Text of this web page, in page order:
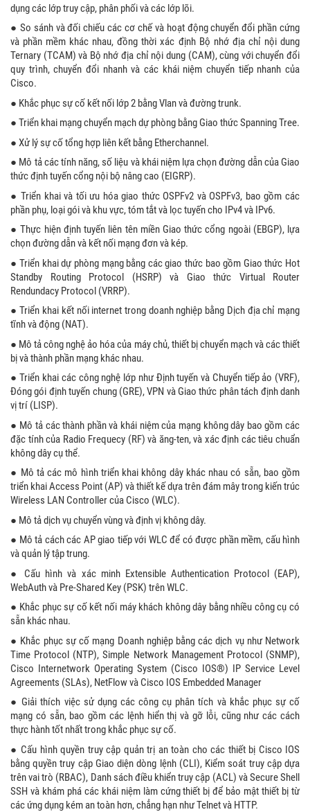
dụng các lớp truy cập, phân phối và các lớp lõi.
● So sánh và đối chiếu các cơ chế và hoạt động chuyển đổi phần cứng
và phần mềm khác nhau, đồng thời xác định Bộ nhớ địa chỉ nội dung
Ternary (TCAM) và Bộ nhớ địa chỉ nội dung (CAM), cùng với chuyển đổi
quy trình, chuyển đổi nhanh và các khái niệm chuyển tiếp nhanh của
Cisco.
● Khắc phục sự cố kết nối lớp 2 bằng Vlan và đường trunk.
● Triển khai mạng chuyển mạch dự phòng bằng Giao thức Spanning Tree.
● Xử lý sự cố tổng hợp liên kết bằng Etherchannel.
● Mô tả các tính năng, số liệu và khái niệm lựa chọn đường dẫn của Giao
thức định tuyến cổng nội bộ nâng cao (EIGRP).
● Triển khai và tối ưu hóa giao thức OSPFv2 và OSPFv3, bao gồm các
phần phụ, loại gói và khu vực, tóm tắt và lọc tuyến cho IPv4 và IPv6.
● Thực hiện định tuyến liên tên miền Giao thức cổng ngoài (EBGP), lựa
chọn đường dẫn và kết nối mạng đơn và kép.
● Triển khai dự phòng mạng bằng các giao thức bao gồm Giao thức Hot
Standby Routing Protocol (HSRP) và Giao thức Virtual Router
Rendundacy Protocol (VRRP).
● Triển khai kết nối internet trong doanh nghiệp bằng Dịch địa chỉ mạng
tĩnh và động (NAT).
● Mô tả công nghệ ảo hóa của máy chủ, thiết bị chuyển mạch và các thiết
bị và thành phần mạng khác nhau.
● Triển khai các công nghệ lớp như Định tuyến và Chuyển tiếp ảo (VRF),
Đóng gói định tuyến chung (GRE), VPN và Giao thức phân tách định danh
vị trí (LISP).
● Mô tả các thành phần và khái niệm của mạng không dây bao gồm các
đặc tính của Radio Frequecy (RF) và ăng-ten, và xác định các tiêu chuẩn
không dây cụ thể.
● Mô tả các mô hình triển khai không dây khác nhau có sẵn, bao gồm
triển khai Access Point (AP) và thiết kế dựa trên đám mây trong kiến ​​trúc
Wireless LAN Controller của Cisco (WLC).
● Mô tả dịch vụ chuyển vùng và định vị không dây.
● Mô tả cách các AP giao tiếp với WLC để có được phần mềm, cấu hình
và quản lý tập trung.
● Cấu hình và xác minh Extensible Authentication Protocol (EAP),
WebAuth và Pre-Shared Key (PSK) trên WLC.
● Khắc phục sự cố kết nối máy khách không dây bằng nhiều công cụ có
sẵn khác nhau.
● Khắc phục sự cố mạng Doanh nghiệp bằng các dịch vụ như Network
Time Protocol (NTP), Simple Network Management Protocol (SNMP),
Cisco Internetwork Operating System (Cisco IOS®) IP Service Level
Agreements (SLAs), NetFlow và Cisco IOS Embedded Manager
● Giải thích việc sử dụng các công cụ phân tích và khắc phục sự cố
mạng có sẵn, bao gồm các lệnh hiển thị và gỡ lỗi, cũng như các cách
thực hành tốt nhất trong khắc phục sự cố.
● Cấu hình quyền truy cập quản trị an toàn cho các thiết bị Cisco IOS
bằng quyền truy cập Giao diện dòng lệnh (CLI), Kiểm soát truy cập dựa
trên vai trò (RBAC), Danh sách điều khiển truy cập (ACL) và Secure Shell
SSH và khám phá các khái niệm làm cứng thiết bị để bảo mật thiết bị từ
các ứng dụng kém an toàn hơn, chẳng hạn như Telnet và HTTP.